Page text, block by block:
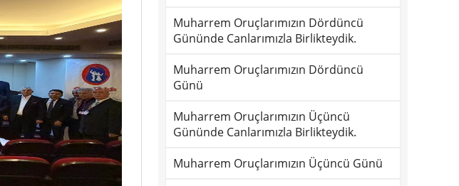
Muharrem Oruçlarımızın Dördüncü
Gününde Canlarımızla Birlikteydik.
Muharrem Oruçlarımızın Dördüncü
Günü
Muharrem Oruçlarımızın Üçüncü
Gününde Canlarımızla Birlikteydik.
Muharrem Oruçlarımızın Üçüncü Günü